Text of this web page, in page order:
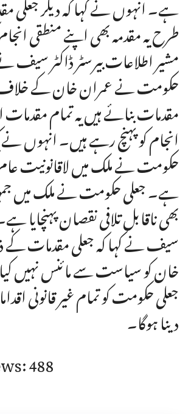
طرح یہ مقدمہ بھی اپنے منطقی انجام
مشیر اطلاعات بیرسٹر ڈاکٹر سیف
حکومت نے عمران خان کے
مقدمات بنائے ہیں یہ تمام
انجام کو پہنچ رہے ہیں۔ انہوں نے
حکومت نے ملک میں لاقانونیت
ہے۔ جعلی حکومت نے ملک میں
بھی ناقابل تلافی نقصان پہنچایا
سیف نے کہا کہ جعلی مقدمات کے
خان کو سیاست سے مائنس نہیں
جعلی حکومت کو تمام غیر قانونی
دینا ہوگا۔
488